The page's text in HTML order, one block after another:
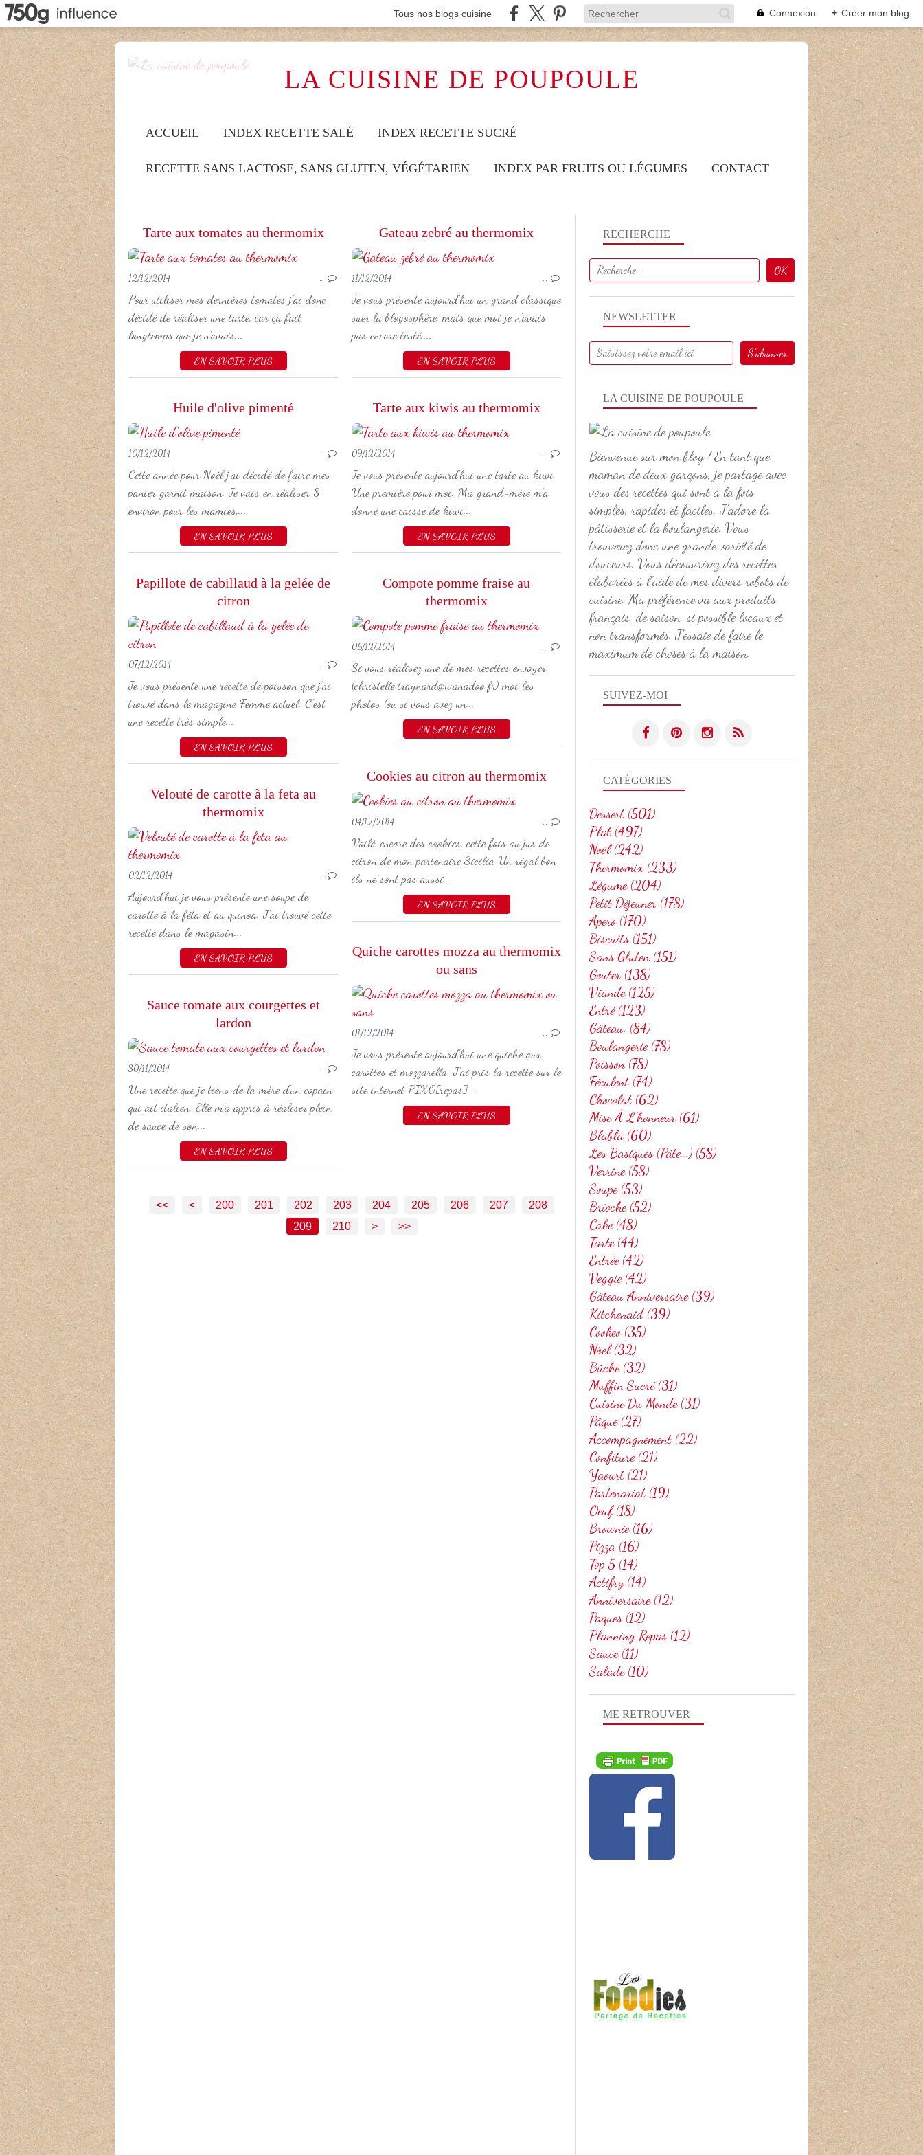
Tous nos blogs cuisine Connexion + Créer mon blog
LA CUISINE DE POUPOULE
ACCUEIL INDEX RECETTE SALÉ INDEX RECETTE SUCRÉ
RECETTE SANS LACTOSE, SANS GLUTEN, VÉGÉTARIEN INDEX PAR FRUITS OU LÉGUMES CONTACT
Tarte aux tomates au thermomix
LÉGUME
12/12/2014 …
Pour utiliser mes dernières tomates j'ai donc
décidé de réaliser une tarte, car ça fait
longtemps que je n'avais...
EN SAVOIR PLUS
Gateau zebré au thermomix
DESSERT
11/12/2014 …
Je vous présente aujourd'hui un grand classique
suer la blogosphère, mais que moi je n'avais
pas encore tenté....
EN SAVOIR PLUS
Huile d'olive pimenté
KITS PANIER GARNIE
10/12/2014 …
Cette année pour Noël j'ai décidé de faire mes
panier garnit maison. Je vais en réaliser 8
environ pour les mamies,...
EN SAVOIR PLUS
Tarte aux kiwis au thermomix
DESSERT
09/12/2014 …
Je vous présente aujourd'hui une tarte au kiwi.
Une première pour moi. Ma grand-mère m'a
donné une caisse de kiwi...
EN SAVOIR PLUS
Papillote de cabillaud à la gelée de
citron
POISSON
07/12/2014 …
Je vous présente une recette de poisson que j'ai
trouvé dans le magazine Femme actuel. C'est
une recette très simple...
EN SAVOIR PLUS
Compote pomme fraise au
thermomix
DESSERT
CONFITURE
06/12/2014 …
Si vous réalisez une de mes recettes envoyer
(christelle.traynard@wanadoo.fr) moi les
photos (ou si vous avez un...
EN SAVOIR PLUS
Cookies au citron au thermomix
04/12/2014 …
Voilà encore des cookies, cette fois au jus de
citron de mon partenaire Sicilia Un régal bon
ils ne sont pas aussi...
EN SAVOIR PLUS
Velouté de carotte à la feta au
thermomix
SOUPE
02/12/2014 …
Aujourd'hui je vous présente une soupe de
carotte à la fêta et au quinoa. J'ai trouvé cette
recette dans le magasin...
EN SAVOIR PLUS
Quiche carottes mozza au thermomix
ou sans
01/12/2014 …
Je vous présente aujourd'hui une quiche aux
carottes et mozzarella. J'ai pris la recette sur le
site internet PIXO[repas]...
EN SAVOIR PLUS
Sauce tomate aux courgettes et
lardon
SAUCE
30/11/2014 …
Une recette que je tiens de la mère d'un copain
qui ait italien. Elle m'a appris à réaliser plein
de sauce de son...
EN SAVOIR PLUS
<< < 200 201 202 203 204 205 206 207
208
209
210 220
> >>
NEWSLETTER
SUIVEZ-MOI
RECHERCHE
LA CUISINE DE POUPOULE
Bienvenue sur mon blog ! En tant que
maman de deux garçons, je partage avec
vous des recettes qui sont à la fois
simples, rapides et faciles. J'adore la
pâtisserie et la boulangerie. Vous
trouverez donc une grande variété de
douceurs. Vous découvrirez des recettes
élaborées à l'aide de mes divers robots de
cuisine. Ma préférence va aux produits
français, de saison, si possible locaux et
non transformés. J'essaie de faire le
maximum de choses à la maison.
CATÉGORIES
Dessert(501)
Plat(497)
Noël(242)
Thermomix(233)
Légume(204)
Petit Déjeuner (178)
Apero(170)
Biscuits(151)
Sans Gluten(151)
Gouter (138)
Viande(125)
Entré(123)
Gâteau, (84)
Boulangerie(78)
Poisson(78)
Féculent(74)
Chocolat(62)
Mise À L'honneur (61)
Blabla(60)
Les Basiques (pâte...) (58)
Verrine(58)
Soupe(53)
Brioche(52)
Cake(48)
Tarte(44)
Entrée(42)
Veggie(42)
Gâteau Anniversaire(39)
Kitchenaid(39)
Cookeo(35)
Nöel(32)
Bûche(32)
Muffin Sucré(31)
Cuisine Du Monde(31)
Pâque(27)
Accompagnement(22)
Confiture(21)
Yaourt(21)
Partenariat(19)
Oeuf(18)
Brownie(16)
Pizza(16)
Top 5 (14)
Actifry(14)
Anniversaire(12)
Paques(12)
Planning Repas(12)
Sauce(11)
Salade(10)
ME RETROUVER